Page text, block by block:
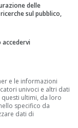
gravi.
delle
sul pubblico,
e le informazioni
univoci e altri dati
ultimi, da loro
specifico da
dati di